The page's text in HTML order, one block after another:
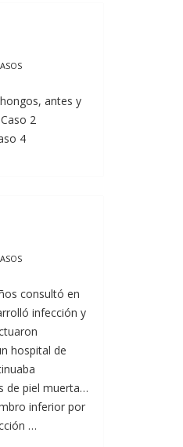
antes y
2
4
consultó en
infección y
hospital de
de piel muerta…
inferior por
…